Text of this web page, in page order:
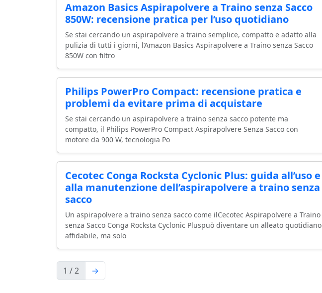
Amazon Basics Aspirapolvere a Traino senza Sacco
850W: recensione pratica per l’uso quotidiano
Se stai cercando un aspirapolvere a traino semplice, compatto e adatto alla
pulizia di tutti i giorni, l’Amazon Basics Aspirapolvere a Traino senza Sacco
850W con filtro
Philips PowerPro Compact: recensione pratica e
problemi da evitare prima di acquistare
Se stai cercando un aspirapolvere a traino senza sacco potente ma
compatto, il Philips PowerPro Compact Aspirapolvere Senza Sacco con
motore da 900 W, tecnologia Po
Cecotec Conga Rocksta Cyclonic Plus: guida all’uso e
alla manutenzione dell’aspirapolvere a traino senza
sacco
Un aspirapolvere a traino senza sacco come ilCecotec Aspirapolvere a Traino
senza Sacco Conga Rocksta Cyclonic Pluspuò diventare un alleato quotidiano
affidabile, ma solo
1 / 2 →